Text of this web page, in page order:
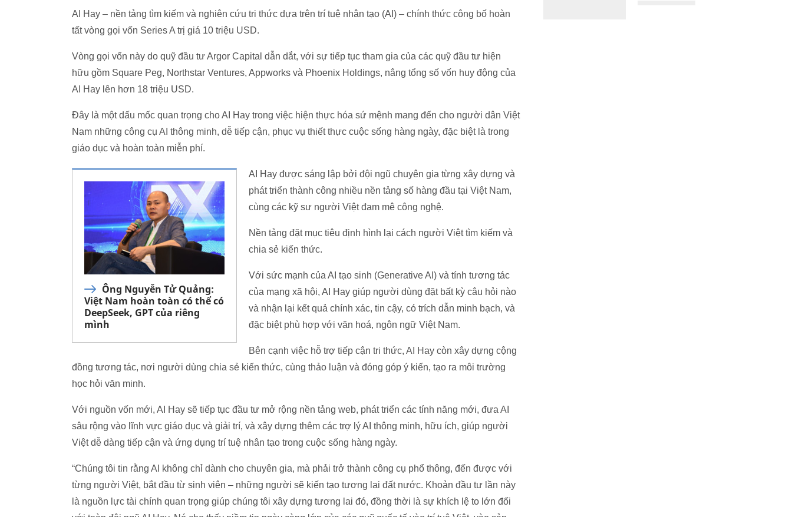
AI Hay – nền tảng tìm kiếm và nghiên cứu tri thức dựa trên trí tuệ nhân tạo (AI) – chính thức công bố hoàn
tất vòng gọi vốn Series A trị giá 10 triệu USD.
Vòng gọi vốn này do quỹ đầu tư Argor Capital dẫn dắt, với sự tiếp tục tham gia của các quỹ đầu tư hiện
hữu gồm Square Peg, Northstar Ventures, Appworks và Phoenix Holdings, nâng tổng số vốn huy động của
AI Hay lên hơn 18 triệu USD.
Đây là một dấu mốc quan trọng cho AI Hay trong việc hiện thực hóa sứ mệnh mang đến cho người dân Việt
Nam những công cụ AI thông minh, dễ tiếp cận, phục vụ thiết thực cuộc sống hàng ngày, đặc biệt là trong
giáo dục và hoàn toàn miễn phí.
Ông Nguyễn Tử Quảng:
Việt Nam hoàn toàn có thể có
DeepSeek, GPT của riêng
mình
AI Hay được sáng lập bởi đội ngũ chuyên gia từng xây dựng và
phát triển thành công nhiều nền tảng số hàng đầu tại Việt Nam,
cùng các kỹ sư người Việt đam mê công nghệ.
Nền tảng đặt mục tiêu định hình lại cách người Việt tìm kiếm và
chia sẻ kiến thức.
Với sức mạnh của AI tạo sinh (Generative AI) và tính tương tác
của mạng xã hội, AI Hay giúp người dùng đặt bất kỳ câu hỏi nào
và nhận lại kết quả chính xác, tin cậy, có trích dẫn minh bạch, và
đặc biệt phù hợp với văn hoá, ngôn ngữ Việt Nam.
Bên cạnh việc hỗ trợ tiếp cận tri thức, AI Hay còn xây dựng cộng
đồng tương tác, nơi người dùng chia sẻ kiến thức, cùng thảo luận và đóng góp ý kiến, tạo ra môi trường
học hỏi văn minh.
Với nguồn vốn mới, AI Hay sẽ tiếp tục đầu tư mở rộng nền tảng web, phát triển các tính năng mới, đưa AI
sâu rộng vào lĩnh vực giáo dục và giải trí, và xây dựng thêm các trợ lý AI thông minh, hữu ích, giúp người
Việt dễ dàng tiếp cận và ứng dụng trí tuệ nhân tạo trong cuộc sống hàng ngày.
“Chúng tôi tin rằng AI không chỉ dành cho chuyên gia, mà phải trở thành công cụ phổ thông, đến được với
từng người Việt, bắt đầu từ sinh viên – những người sẽ kiến tạo tương lai đất nước. Khoản đầu tư lần này
là nguồn lực tài chính quan trọng giúp chúng tôi xây dựng tương lai đó, đồng thời là sự khích lệ to lớn đối